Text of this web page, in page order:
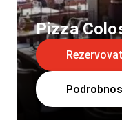
Pizza
Rezervovat